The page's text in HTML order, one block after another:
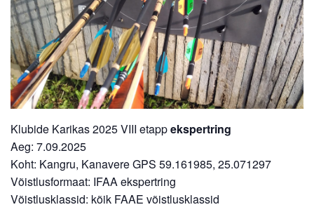
Klubide Karikas 2025 VIII etappekspertring
Aeg: 7.09.2025
Koht: Kangru, Kanavere GPS 59.161985, 25.071297
Võistlusformaat: IFAA ekspertring
Võistlusklassid: kõik FAAE võistlusklassid